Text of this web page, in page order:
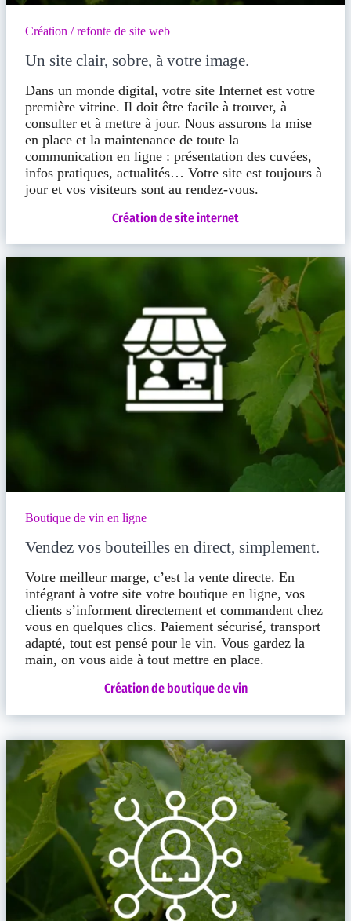
Création / refonte de site web
Un site clair, sobre, à votre image.
Dans un monde digital, votre site Internet est votre
première vitrine. Il doit être facile à trouver, à
consulter et à mettre à jour. Nous assurons la mise
en place et la maintenance de toute la
communication en ligne : présentation des cuvées,
infos pratiques, actualités… Votre site est toujours à
jour et vos visiteurs sont au rendez-vous.
Création de site internet
Boutique de vin en ligne
Vendez vos bouteilles en direct, simplement.
Votre meilleur marge, c’est la vente directe. En
intégrant à votre site votre boutique en ligne, vos
clients s’informent directement et commandent chez
vous en quelques clics. Paiement sécurisé, transport
adapté, tout est pensé pour le vin. Vous gardez la
main, on vous aide à tout mettre en place.
Création de boutique de vin